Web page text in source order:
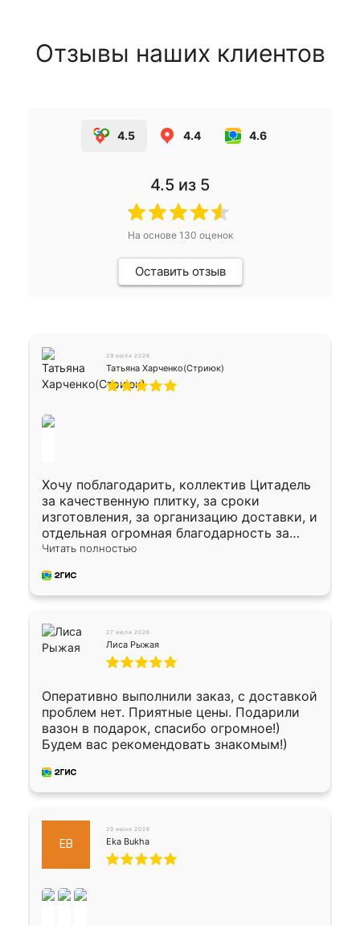
Отзывы наших клиентов
4.5 4.4 4.6
4.5 из 5
На основе 130 оценок
Оставить отзыв
29 июля 2026
Татьяна Харченко(Стриюк)
Хочу поблагодарить, коллектив Цитадель
за качественную плитку, за сроки
изготовления, за организацию доставки, и
отдельная огромная благодарность за
укладку плитки Оганесу, за два дня 70 кв,
Читать полностью
27 июля 2026
Лиса Рыжая
Оперативно выполнили заказ, с доставкой
проблем нет. Приятные цены. Подарили
вазон в подарок, спасибо огромное!)
Будем вас рекомендовать знакомым!)
EB
20 июня 2026
Eka Bukha